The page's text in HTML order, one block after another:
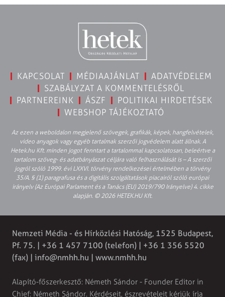
KAPCSOLAT MÉDIAAJÁNLAT
ADATVÉDELEM
SZABÁLYZAT A KOMMENTELÉSRŐL
PARTNEREINK
ÁSZF
POLITIKAI HIRDETÉSEK
WEBSHOP TÁJÉKOZTATÓ
Az ezen a weboldalon megjelenő szövegek, grafikák, képek, hangfelvételek,
video anyagok vagy egyéb tartalmak szerzői jogvédelem alatt állnak. A
Hetek.hu Kft. minden jogot fenntart a tartalommal kapcsolatosan, beleértve a
tartalom szöveg- és adatbányászat céljára való felhasználását is – A szerzői
jogról szóló 1999. évi LXXVI. törvény rendelkezései értelmében a törvény
35/A. § (1) paragrafusa és a digitális szolgáltatások piacairól szóló európai
irányelv (Az Európai Parlament és a Tanács (EU) 2019/790 Irányelve) 4. cikke
alapján. © 2026 HETEK.HU Kft.
Nemzeti Média - és Hírközlési Hatóság, 1525 Budapest,
Pf. 75. | +36 1 457 7100 (telefon) | +36 1 356 5520
(fax) | info@nmhh.hu | www.nmhh.hu
Alapító-főszerkesztő: Németh Sándor - Founder Editor in
Chief: Németh Sándor. Kérdéseit, észrevételeit kérjük írja